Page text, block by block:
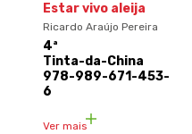
Estar vivo aleija
Ricardo Araújo Pereira
4ª
Tinta-da-China
978-989-671-453-
6
Ver mais